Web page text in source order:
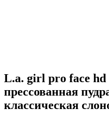
L.a. girl pro face hd
прессованная
классическая